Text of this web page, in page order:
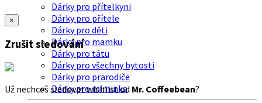
Dárky pro přítelkyni
Dárky pro přítele
Dárky pro děti
Dárky pro mamku
Dárky pro tátu
Dárky pro všechny bytosti
Dárky pro prarodiče
Dárky pro miminka
×
Zrušit sledování
Už nechceš sledovat wishlist od Mr. Coffeebean?